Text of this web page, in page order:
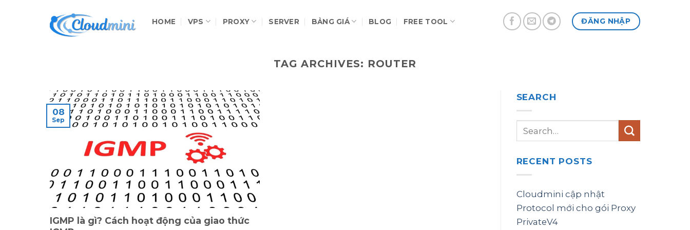
HOME VPS PROXY SERVER BẢNG GIÁ BLOG FREE TOOL ĐĂNG NHẬP
TAG ARCHIVES: ROUTER
IGMP là gì? Cách hoạt động của giao thức
08
Sep
SEARCH
RECENT POSTS
Cloudmini cập nhật
Protocol mới cho gói Proxy
PrivateV4